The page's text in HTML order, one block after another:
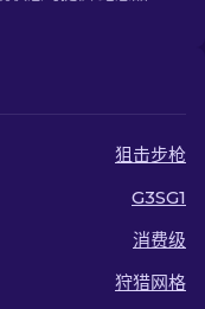
狙击步枪
G3SG1
消费级
狩猎网格